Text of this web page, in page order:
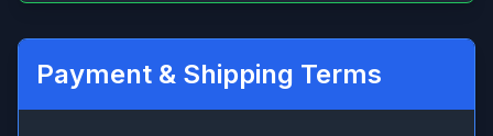
Payment & Shipping Terms